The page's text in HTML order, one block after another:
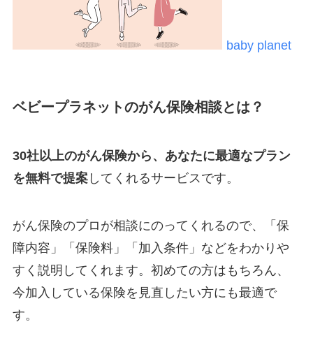
baby planet
ベビープラネットのがん保険相談とは？
30社以上のがん保険から、あなたに最適なプラン
を無料で提案してくれるサービスです。
がん保険のプロが相談にのってくれるので、「保
障内容」「保険料」「加入条件」などをわかりや
すく説明してくれます。初めての方はもちろん、
今加入している保険を見直したい方にも最適で
す。